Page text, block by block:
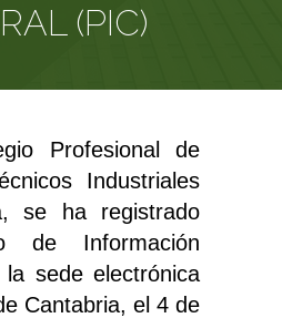
(PIC)
Profesional de
Industriales
se ha registrado
de Información
sede electrónica
Cantabria, el 4 de